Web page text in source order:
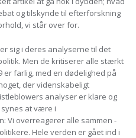
og tilskynde til efterforskning
vi står over for.
sig i deres analyserne til det
Men de kritiserer alle stærkt
er farlig, med en dødelighed på
der videnskabeligt
analyser er klare og
at være i
Vi overreagerer alle sammen -
Hele verden er gået ind i